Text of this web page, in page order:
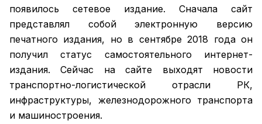
появилось сетевое издание. Сначала сайт
представлял собой электронную версию
печатного издания, но в сентябре 2018 года он
получил статус самостоятельного интернет-
издания. Сейчас на сайте выходят новости
транспортно-логистической отрасли РК,
инфраструктуры, железнодорожного транспорта
и машиностроения.